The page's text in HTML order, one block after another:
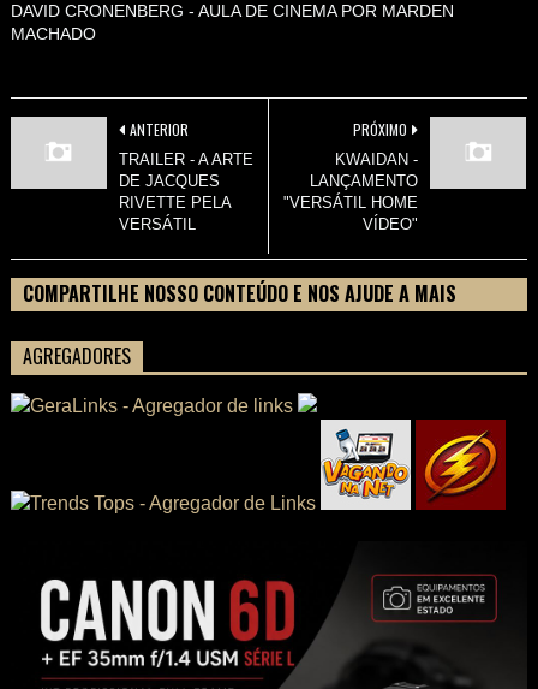
DAVID CRONENBERG - AULA DE CINEMA POR MARDEN
MACHADO
PRÓXIMO
KWAIDAN -
LANÇAMENTO
"VERSÁTIL HOME
VÍDEO"
ANTERIOR
TRAILER - A ARTE
DE JACQUES
RIVETTE PELA
VERSÁTIL
COMPARTILHE NOSSO CONTEÚDO E NOS AJUDE A MAIS
AGREGADORES